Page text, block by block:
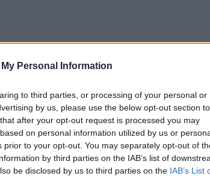
Personal Information
to third parties, or processing of your personal or
by us, please use the below opt-out section to
after your opt-out request is processed you may
on personal information utilized by us or
to your opt-out. You may separately opt-out of
by third parties on the IAB’s list of
be disclosed by us to third parties on the IAB’s List